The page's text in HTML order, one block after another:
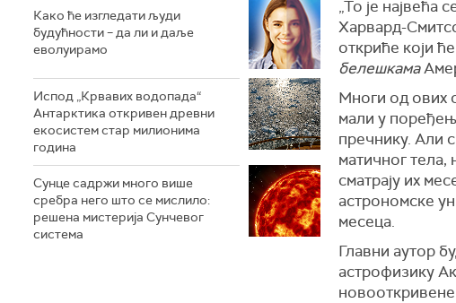
Како ће изгледати људи
будућности – да ли и даље
еволуирамо
Испод „Крвавих водопада“
Антарктика откривен древни
екосистем стар милионима
година
Сунце садржи много више
сребра него што се мислило:
решена мистерија Сунчевог
система
„То је највећа
Харвард-
откриће који
белешкама
Многи од ових
мали у
пречнику. Али
матичног тела,
сматрају их
астрономске
месеца.
Главни аутор
астрофизику